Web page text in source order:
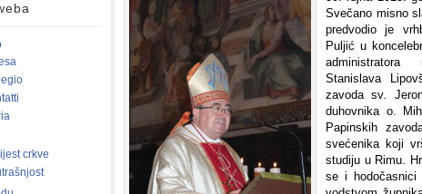
crkve
Svečano misno
predvodio je
Puljić u
administratora
Stanislava
zavoda sv.
duhovnika o.
Papinskih
svećenika koji
studiju u Rimu.
se i hodočasnici